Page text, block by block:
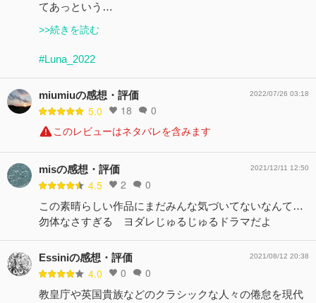
てあっという…
>>続きを読む
#Luna_2022
miumiuの感想・評価
5.0 18 0
2022/07/26 03:18
このレビューはネタバレを含みます
misの感想・評価
4.5 2 0
2021/12/11 12:50
この素晴らしい作品にまだみんな気づいてないなんて…
勿体なさすぎる ヨダレじゅるじゅるドラマだよ
Essiniの感想・評価
4.0 0 0
2021/08/12 20:38
教皇庁や英国貴族などのクラシックな人々の倦怠を現代